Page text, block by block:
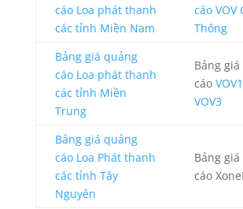
cáo Loa phát thanh
các tỉnh Miền Nam
cáo VOV
Thông
Bảng giá quảng
cáo Loa phát thanh
các tỉnh Miền
Trung
Bảng
cáo VOV1
VOV3
Bảng giá quảng
cáo Loa Phát thanh
các tỉnh Tây
Nguyên
Bảng
cáo